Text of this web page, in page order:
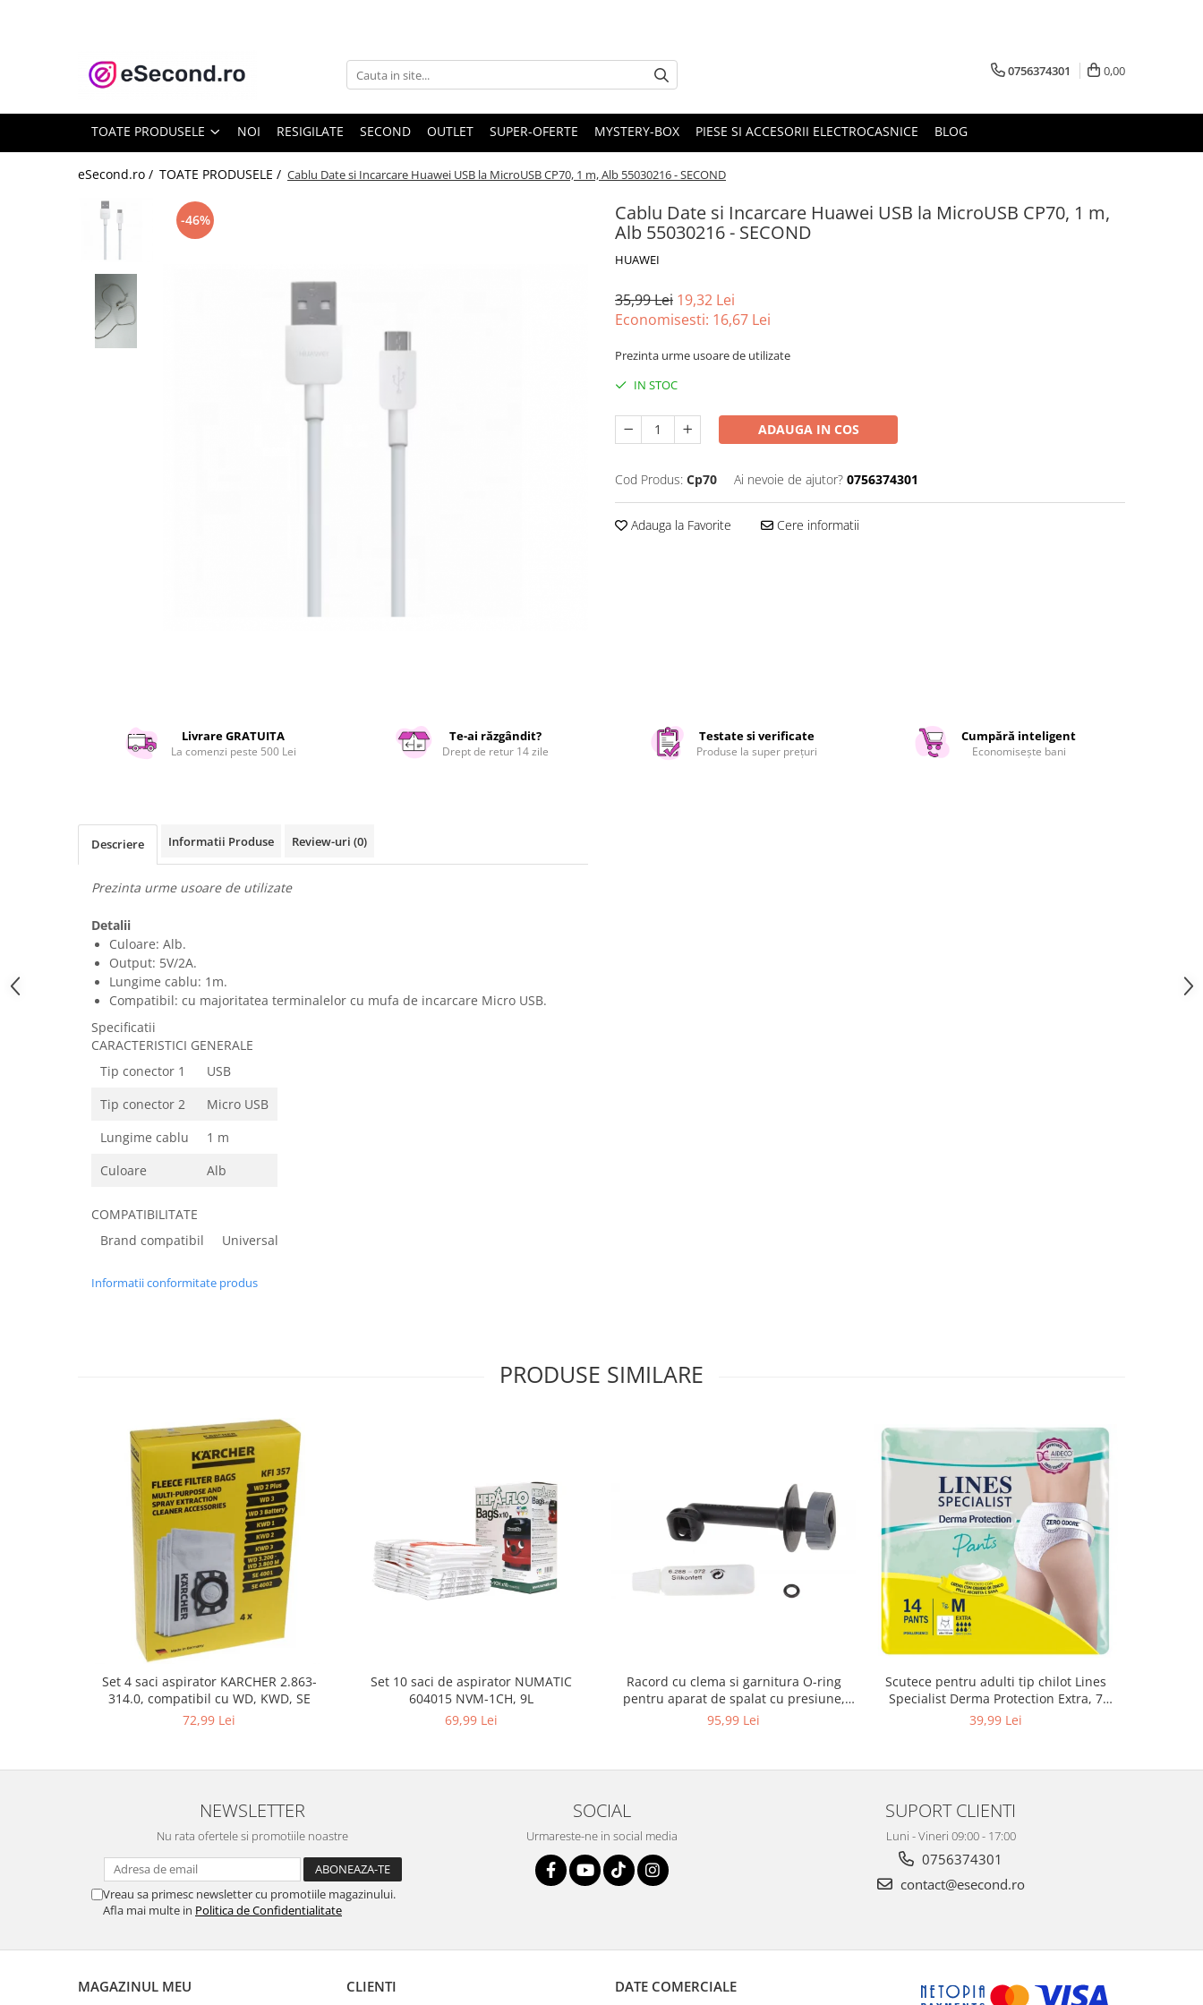
TOATE PRODUSELE
Accesorii Auto
Covorase auto
Electronice Auto
Intretinere & Cosmetica auto
Reparatii si echipamente auto
Trotinete electrice
Casa, Gradina & Bricolaj
Scule electrice si unelte
Silicon, spume si solutii tehnice
Uscatoare rufe
Utilaje si materiale de constructii
Laptop, Tablete & Telefoane
Accesorii tablete
Laptopuri si Accesorii
Telefoane Mobile & accesorii
Wearable & Gadgeturi
Electrocasnice & Climatizare
rufe si uscatoare
Aparate Frigorifice
Aragaze si cuptoare cu microunde
Climatizare & sisteme de incalzire
Fiare de calcat si masini de cusut
Ingrijire Locuinta
Genti si accesorii femei
Imbracaminte barbati
Imbracaminte femei
Imbracaminte si Incaltaminte copii
Incaltaminte barbati
Gaming, Carti & Birotica
Console, Jocuri & Accesorii
Ingrijire personala & Cosmetice
Accesorii aparate de ras electrice
Articole Sanatate si Wellness
Cosmetice si produse ingrijire
Hrana bebelusi
0756374301 0,00
TOATE PRODUSELE NOI RESIGILATE SECOND OUTLET SUPER-OFERTE MYSTERY-BOX PIESE SI ACCESORII ELECTROCASNICE BLOG
eSecond.ro / TOATE PRODUSELE / Cablu Date si Incarcare Huawei USB la MicroUSB CP70, 1 m, Alb 55030216 - SECOND
Cablu Date si Incarcare Huawei USB la MicroUSB CP70, 1 m,
Alb 55030216 - SECOND
HUAWEI
-46%
35,99 Lei 19,32 Lei
Economisesti: 16,67 Lei
Prezinta urme usoare de utilizate
IN STOC
ADAUGA IN COS
Cod Produs: Cp70 Ai nevoie de ajutor? 0756374301
Adauga la Favorite Cere informatii
Livrare GRATUITA
La comenzi peste 500 Lei
Te-ai răzgândit?
Drept de retur 14 zile
Testate si verificate
Produse la super prețuri
Cumpără inteligent
Economisește bani
Descriere Informatii Produse Review-uri (0)
Prezinta urme usoare de utilizate
Detalii
Culoare: Alb.
Output: 5V/2A.
Lungime cablu: 1m.
Compatibil: cu majoritatea terminalelor cu mufa de incarcare Micro USB.
Specificatii
CARACTERISTICI GENERALE
Tip conector 1
USB
Tip conector 2
Micro USB
Lungime cablu
1 m
Culoare
Alb
COMPATIBILITATE
Brand compatibil
Universal
Informatii conformitate produs
PRODUSE SIMILARE
Set 4 saci aspirator KARCHER 2.863-
314.0, compatibil cu WD, KWD, SE
72,99 Lei
Set 10 saci de aspirator NUMATIC
604015 NVM-1CH, 9L
69,99 Lei
Racord cu clema si garnitura O-ring
pentru aparat de spalat cu presiune,
KARCHER 4.064-047.0, K2, K3, K4
95,99 Lei
Scutece pentru adulti tip chilot Lines
Specialist Derma Protection Extra, 7
picaturi, marimea M, 14 bucati
39,99 Lei
NEWSLETTER
Nu rata ofertele si promotiile noastre
Vreau sa primesc newsletter cu promotiile magazinului.
Afla mai multe in Politica de Confidentialitate
SOCIAL
Urmareste-ne in social media
SUPORT CLIENTI
Luni - Vineri 09:00 - 17:00
0756374301
contact@esecond.ro
MAGAZINUL MEU CLIENTI DATE COMERCIALE